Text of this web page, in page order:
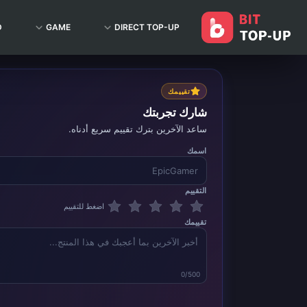
DIRECT TOP-UP
GAME
تقييمك
شارك تجربتك
ساعد الآخرين بترك تقييم سريع أدناه.
اسمك
التقييم
اضغط للتقييم
تقييمك
0/500